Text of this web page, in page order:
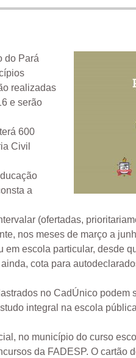
do Pará
realizadas
e serão
600
Civil
a
(ofertadas,
nos meses de março a
escola particular, desde
cota para
no CadÚnico podem
integral na escola
no município do curso
da FADESP. O cartão